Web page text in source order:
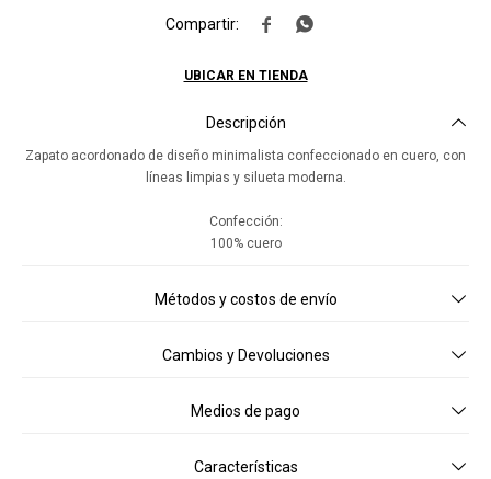
 
UBICAR EN TIENDA
Descripción
Zapato acordonado de diseño minimalista confeccionado en cuero, con
líneas limpias y silueta moderna.
Confección:
100% cuero
Métodos y costos de envío
Cambios y Devoluciones
Medios de pago
Características